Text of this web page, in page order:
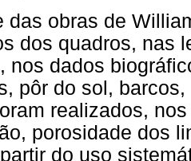
das obras de
dos quadros, nas
nos dados
pôr do sol,
realizados,
porosidade dos
do uso